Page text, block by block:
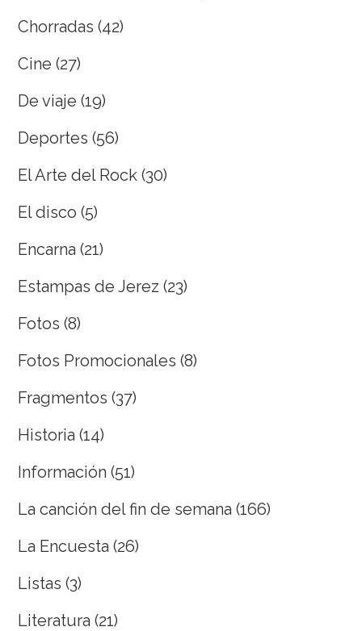
Chorradas (42)
Cine (27)
De viaje (19)
Deportes (56)
El Arte del Rock (30)
El disco (5)
Encarna (21)
Estampas de Jerez (23)
Fotos (8)
Fotos Promocionales (8)
Fragmentos (37)
Historia (14)
Información (51)
La canción del fin de semana (166)
La Encuesta (26)
Listas (3)
Literatura (21)